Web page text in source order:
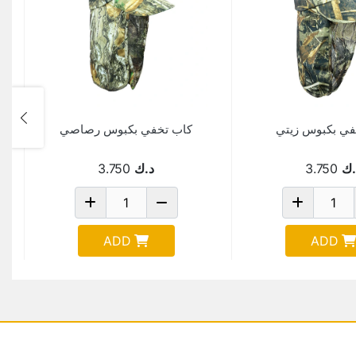
بكبوس زيتي
3.750
ADD
كاب تخفي بكبوس رصاصي
د.ك 3.750
ADD